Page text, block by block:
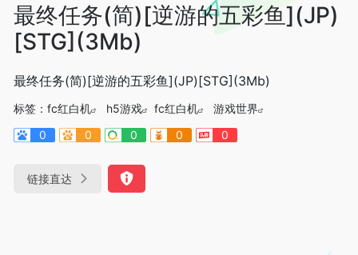
最终任务(简)[逆游的五彩鱼](JP)
[STG](3Mb)
最终任务(简)[逆游的五彩鱼](JP)[STG](3Mb)
标签： fc红白机 h5游戏 fc红白机
游戏世界
0
0 0 0 0
链接直达